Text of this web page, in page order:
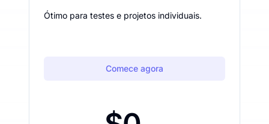
Ótimo para testes e projetos individuais.
Comece agora